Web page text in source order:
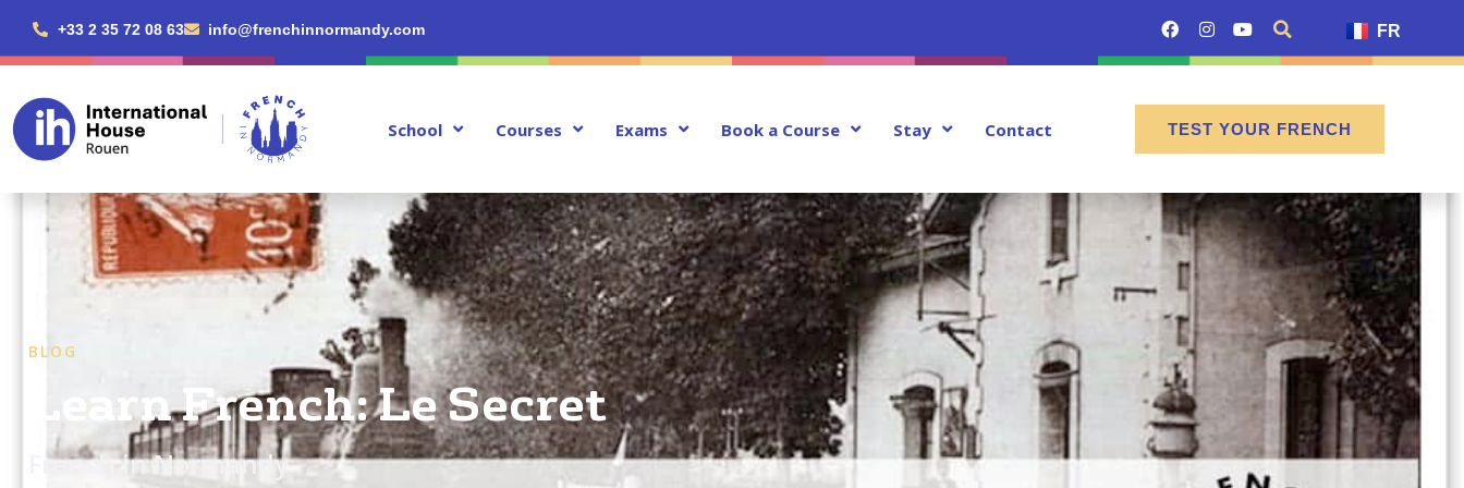
+33 2 35 72 08 63 info@frenchinnormandy.com FR
School Courses Exams Book a Course Stay Contact TEST YOUR FRENCH
BLOG
Learn French: Le Secret
French in Normandy